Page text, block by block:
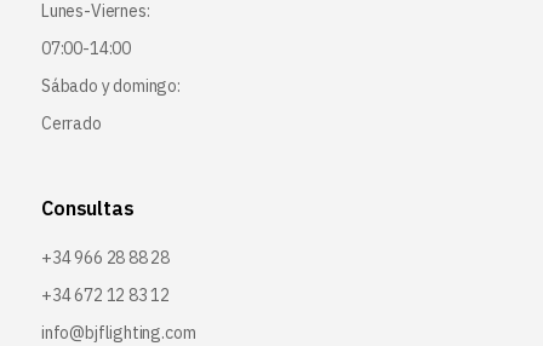
Lunes-Viernes:
07:00-14:00
Sábado y domingo:
Cerrado
Consultas
+34 966 28 88 28
+34 672 12 83 12
info@bjflighting.com